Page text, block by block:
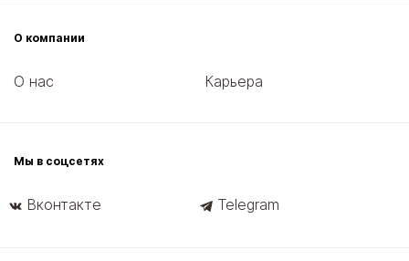
О компании
О нас Карьера
Мы в соцсетях
Вконтакте Telegram